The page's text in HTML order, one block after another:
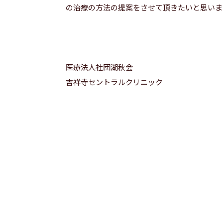
の治療の方法の提案をさせて頂きたいと思い
医療法人社団湖秋会
吉祥寺セントラルクリニック